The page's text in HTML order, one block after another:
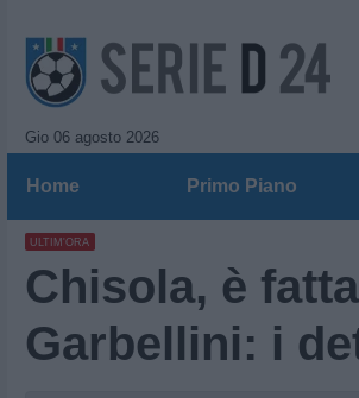
Gio 06 agosto 2026
Home Primo Piano
ULTIM'ORA
Chisola, è
Garbellini: i